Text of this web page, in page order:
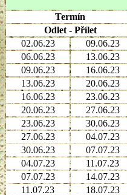
Termín
Odlet - Přílet
02.06.23
09.06.23
06.06.23
13.06.23
09.06.23
16.06.23
13.06.23
20.06.23
16.06.23
23.06.23
20.06.23
27.06.23
23.06.23
30.06.23
27.06.23
04.07.23
30.06.23
07.07.23
04.07.23
11.07.23
07.07.23
14.07.23
11.07.23
18.07.23